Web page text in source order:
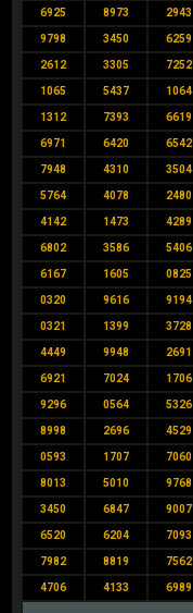
6925 8973 2943
9798 3450 6259
2612 3305 7252
1065 5437 1064
1312 7393 6619
6971 6420 6542
7948 4310 3504
5764 4078 2480
4142 1473 4289
6802 3586 5406
6167 1605 0825
0320 9616 9194
0321 1399 3728
4449 9948 2691
6921 7024 1706
9296 0564 5326
8998 2696 4529
0593 1707 7060
8013 5010 9768
3450 6847 9007
6520 6204 7093
7982 8819 7562
4706 4133 6989